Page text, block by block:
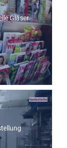
Gläser